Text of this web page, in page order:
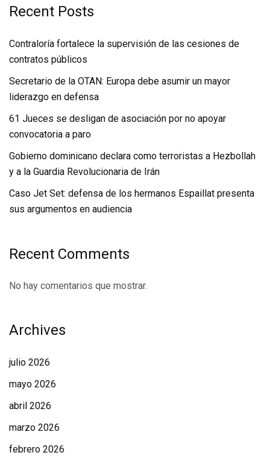
Recent Posts
Contraloría fortalece la supervisión de las cesiones de
contratos públicos
Secretario de la OTAN: Europa debe asumir un mayor
liderazgo en defensa
61 Jueces se desligan de asociación por no apoyar
convocatoria a paro
Gobierno dominicano declara como terroristas a Hezbollah
y a la Guardia Revolucionaria de Irán
Caso Jet Set: defensa de los hermanos Espaillat presenta
sus argumentos en audiencia
Recent Comments
No hay comentarios que mostrar.
Archives
julio 2026
mayo 2026
abril 2026
marzo 2026
febrero 2026